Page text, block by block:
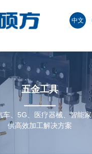
中文
五金工具
车、5G、医疗器械、智能
供高效加工解决方案